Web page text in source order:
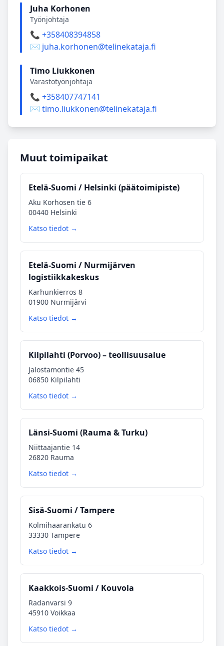
Juha Korhonen
Työnjohtaja
📞 +358408394858
✉️ juha.korhonen@telinekataja.fi
Timo Liukkonen
Varastotyönjohtaja
📞 +358407747141
✉️ timo.liukkonen@telinekataja.fi
Muut toimipaikat
Etelä‑Suomi / Helsinki (päätoimipiste)
Aku Korhosen tie 6
00440 Helsinki
Katso tiedot →
Etelä‑Suomi / Nurmijärven
logistiikkakeskus
Karhunkierros 8
01900 Nurmijärvi
Katso tiedot →
Kilpilahti (Porvoo) – teollisuusalue
Jalostamontie 45
06850 Kilpilahti
Katso tiedot →
Länsi‑Suomi (Rauma & Turku)
Niittaajantie 14
26820 Rauma
Katso tiedot →
Sisä‑Suomi / Tampere
Kolmihaarankatu 6
33330 Tampere
Katso tiedot →
Kaakkois‑Suomi / Kouvola
Radanvarsi 9
45910 Voikkaa
Katso tiedot →